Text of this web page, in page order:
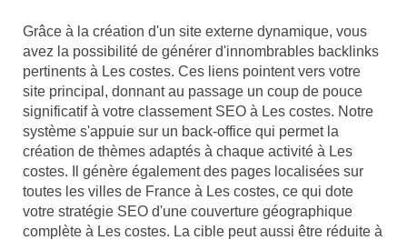
Grâce à la création d'un site externe dynamique, vous
avez la possibilité de générer d'innombrables backlinks
pertinents à Les costes. Ces liens pointent vers votre
site principal, donnant au passage un coup de pouce
significatif à votre classement SEO à Les costes. Notre
système s'appuie sur un back-office qui permet la
création de thèmes adaptés à chaque activité à Les
costes. Il génère également des pages localisées sur
toutes les villes de France à Les costes, ce qui dote
votre stratégie SEO d'une couverture géographique
complète à Les costes. La cible peut aussi être réduite à